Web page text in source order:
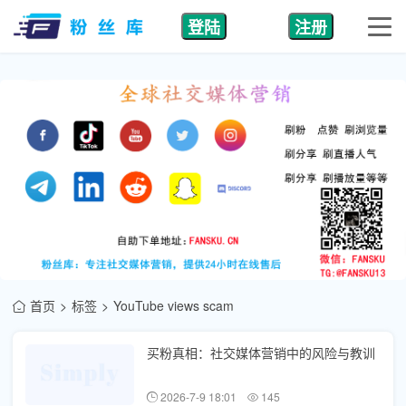
登陆 注册
首页 标签 YouTube views scam
买粉真相：社交媒体营销中的风险与教训
2026-7-9 18:01 145